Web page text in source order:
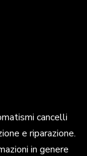
cancelli
e riparazione.
in genere